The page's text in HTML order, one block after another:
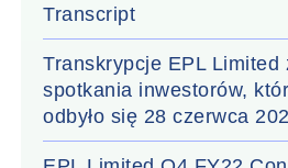
Transcript
Transkrypcje EPL Limited
spotkania inwestorów,
odbyło się 28 czerwca